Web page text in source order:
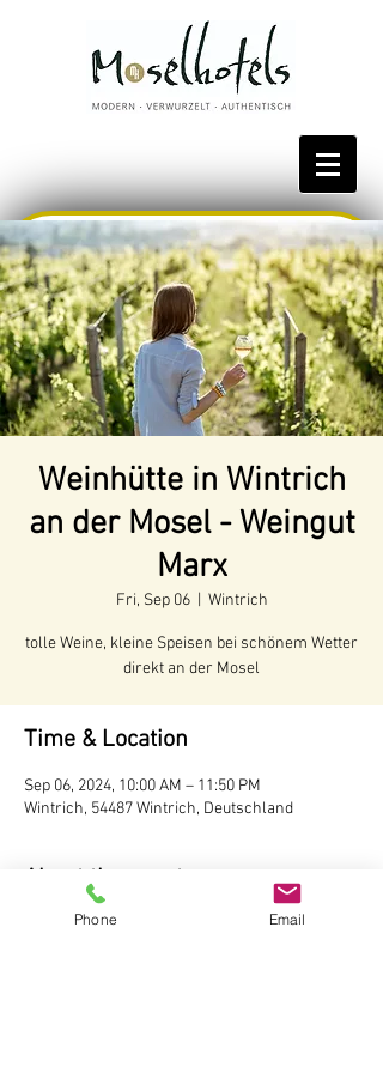
Bestpreis reservieren
Weinhütte in Wintrich
an der Mosel - Weingut
Marx
Fri, Sep 06
  |
Wintrich
tolle Weine, kleine Speisen bei schönem Wetter
direkt an der Mosel
Time & Location
Sep 06, 2024, 10:00 AM – 11:50 PM
Wintrich, 54487 Wintrich, Deutschland
About the event
Voraussichtliche Öffnungszeiten:
Phone Email